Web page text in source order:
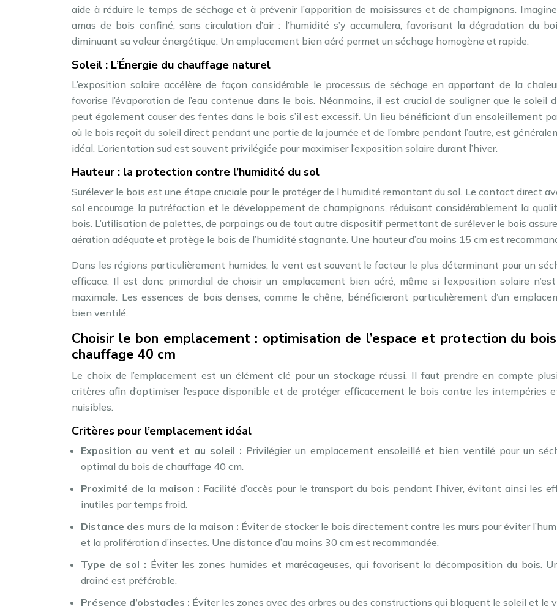
aide à réduire le temps de séchage et à prévenir l’apparition de moisissures et de champignons.
amas de bois confiné, sans circulation d’air : l’humidité s’y accumulera, favorisant la dégradation du
diminuant sa valeur énergétique. Un emplacement bien aéré permet un séchage homogène et rapide.
Soleil : L’Énergie du chauffage naturel
L’exposition solaire accélère de façon considérable le processus de séchage en apportant de la
favorise l’évaporation de l’eau contenue dans le bois. Néanmoins, il est crucial de souligner que le soleil
peut également causer des fentes dans le bois s’il est excessif. Un lieu bénéficiant d’un ensoleillement
où le bois reçoit du soleil direct pendant une partie de la journée et de l’ombre pendant l’autre, est
idéal. L’orientation sud est souvent privilégiée pour maximiser l’exposition solaire durant l’hiver.
Hauteur : la protection contre l’humidité du sol
Surélever le bois est une étape cruciale pour le protéger de l’humidité remontant du sol. Le contact direct
sol encourage la putréfaction et le développement de champignons, réduisant considérablement la
bois. L’utilisation de palettes, de parpaings ou de tout autre dispositif permettant de surélever le bois
aération adéquate et protège le bois de l’humidité stagnante. Une hauteur d’au moins 15 cm est
Dans les régions particulièrement humides, le vent est souvent le facteur le plus déterminant pour un
efficace. Il est donc primordial de choisir un emplacement bien aéré, même si l’exposition solaire
maximale. Les essences de bois denses, comme le chêne, bénéficieront particulièrement d’un
bien ventilé.
Choisir le bon emplacement : optimisation de l’espace et protection du
chauffage 40 cm
Le choix de l’emplacement est un élément clé pour un stockage réussi. Il faut prendre en compte
critères afin d’optimiser l’espace disponible et de protéger efficacement le bois contre les intempéries
nuisibles.
Critères pour l’emplacement idéal
Exposition au vent et au soleil : Privilégier un emplacement ensoleillé et bien ventilé pour un
optimal du bois de chauffage 40 cm.
Proximité de la maison : Facilité d’accès pour le transport du bois pendant l’hiver, évitant ainsi les
inutiles par temps froid.
Distance des murs de la maison : Éviter de stocker le bois directement contre les murs pour éviter
et la prolifération d’insectes. Une distance d’au moins 30 cm est recommandée.
Type de sol : Éviter les zones humides et marécageuses, qui favorisent la décomposition du bois.
drainé est préférable.
Présence d’obstacles : Éviter les zones avec des arbres ou des constructions qui bloquent le soleil et le